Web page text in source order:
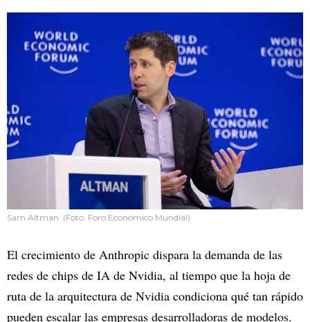
Sam Altman (Foto: Foro Económico Mundial)
El crecimiento de Anthropic dispara la demanda de las
redes de chips de IA de Nvidia, al tiempo que la hoja de
ruta de la arquitectura de Nvidia condiciona qué tan rápido
pueden escalar las empresas desarrolladoras de modelos.